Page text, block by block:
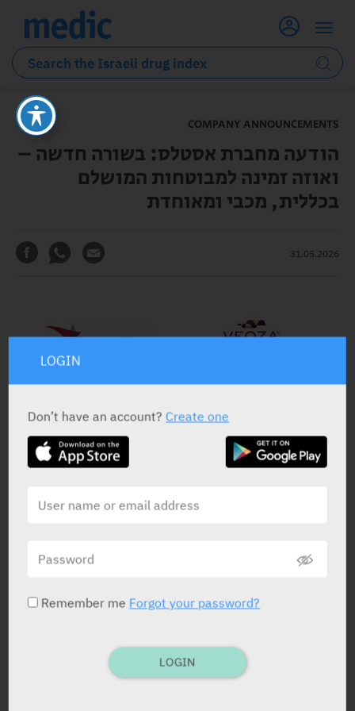
COMPANY ANNOUNCEMENTS
הודעה מחברת אסטלס: בשורה חדשה –
ואוזה זמינה למבוטחות המושלם
בכללית, מכבי ומאוחדת
31.05.2026
LOGIN
Don’t have an account?Create one
Remember me Forgot your password?
LOGIN